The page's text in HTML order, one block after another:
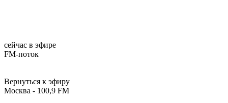
сейчас в эфире
FM-поток
Вернуться к эфиру
Москва - 100,9 FM